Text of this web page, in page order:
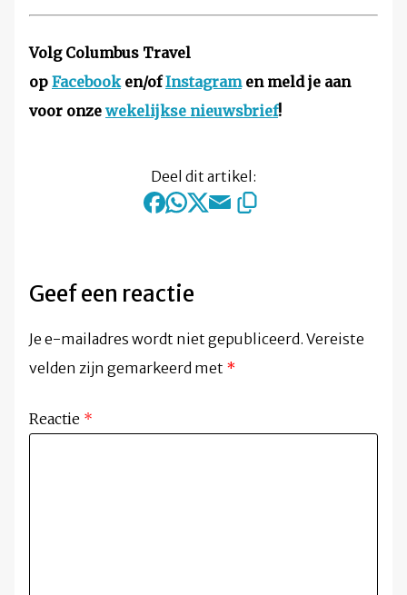
Volg Columbus Travel
op Facebooken/ofInstagramen meld je aan
voor onze wekelijkse nieuwsbrief!
Deel dit artikel:
Geef een reactie
Je e-mailadres wordt niet gepubliceerd. Vereiste
velden zijn gemarkeerd met *
Reactie *